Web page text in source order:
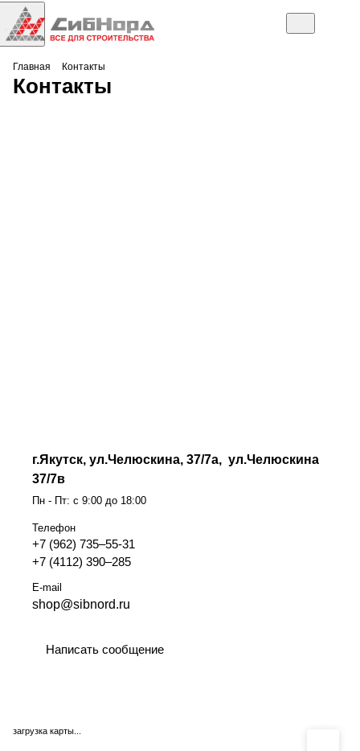
Главная Контакты
Контакты
загрузка карты...
​г.Якутск, ул.Челюскина, 37/7а, ул.Челюскина
37/7в
Пн - Пт: с 9:00 до 18:00
Телефон
+7 (962) 735‒55-31
+7 (4112) 390‒285
E-mail
shop@sibnord.ru
Написать сообщение